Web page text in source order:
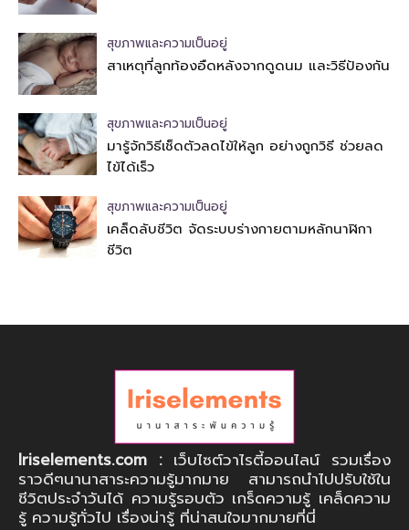
สุขภาพและความเป็นอยู่
สาเหตุที่ลูกท้องอืดหลังจากดูดนม และวิธีป้องกัน
สุขภาพและความเป็นอยู่
มารู้จักวิธีเช็ดตัวลดไข้ให้ลูก อย่างถูกวิธี ช่วยลด
ไข้ได้เร็ว
สุขภาพและความเป็นอยู่
เคล็ดลับชีวิต จัดระบบร่างกายตามหลักนาฬิกา
ชีวิต
Iriselements.com : เว็บไซต์วาไรตี้ออนไลน์ รวมเรื่อง
ราวดีๆนานาสาระความรู้มากมาย สามารถนำไปปรับใช้ใน
ชีวิตประจำวันได้ ความรู้รอบตัว เกร็ดความรู้ เคล็ดความ
รู้ ความรู้ทั่วไป เรื่องน่ารู้ ที่น่าสนใจมากมายที่นี่